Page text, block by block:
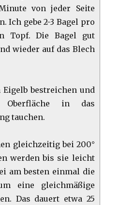
von jeder Seite
Ich gebe 2-3 Bagel pro
Topf. Die Bagel gut
wieder auf das Blech
bestreichen und
in das
tauchen.
gleichzeitig bei 200°
werden bis sie leicht
am besten einmal die
eine gleichmäßige
Das dauert etwa 25